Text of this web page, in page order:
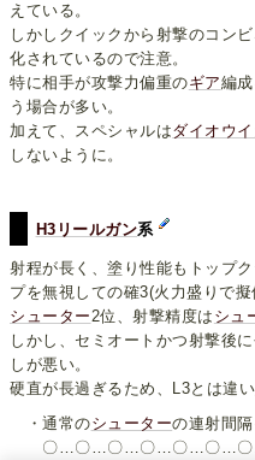
えている。
しかしクイックから射撃のコン
化されているので注意。
特に相手が攻撃力偏重のギア編
う場合が多い。
加えて、スペシャルはダイオウイ
しないように。
H3リールガン系
射程が長く、塗り性能もトップ
プを無視しての確3(火力盛りで
シューター 2位、射撃精度は シュ
しかし、セミオートかつ射撃後
しが悪い。
硬直が長過ぎるため、L3とは違い
・通常のシューターの連射間
〇…〇…〇…〇…〇…〇…〇